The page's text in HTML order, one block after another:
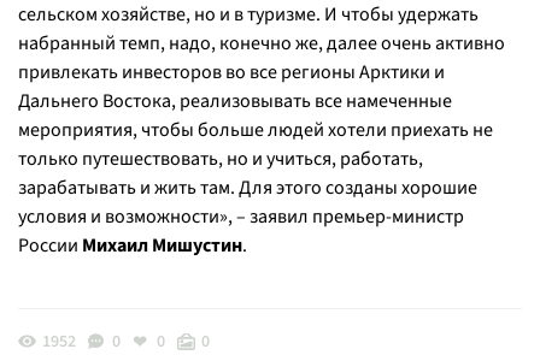
сельском хозяйстве, но и в туризме. И чтобы удержать
набранный темп, надо, конечно же, далее очень активно
привлекать инвесторов во все регионы Арктики и
Дальнего Востока, реализовывать все намеченные
мероприятия, чтобы больше людей хотели приехать не
только путешествовать, но и учиться, работать,
зарабатывать и жить там. Для этого созданы хорошие
условия и возможности», – заявил премьер-министр
России Михаил Мишустин.
1952 0 0 0